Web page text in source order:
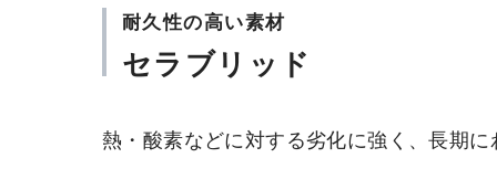
耐久性の高い素材
セラブリッド
熱・酸素などに対する劣化に強く、長期